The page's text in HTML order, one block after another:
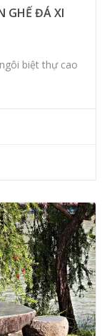
GHẾ ĐÁ XI
biệt thự cao